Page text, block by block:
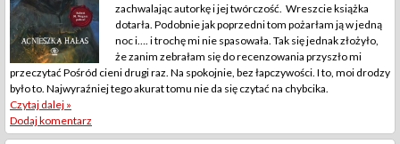
zachwalając autorkę i jej twórczość. Wreszcie książka
dotarła. Podobnie jak poprzedni tom pożarłam ją w jedną
noc i…. i trochę mi nie spasowała. Tak się jednak złożyło,
że zanim zebrałam się do recenzowania przyszło mi
przeczytać Pośród cieni drugi raz. Na spokojnie, bez łapczywości. I to, moi drodzy
było to. Najwyraźniej tego akurat tomu nie da się czytać na chybcika.
Czytaj dalej »
Dodaj komentarz